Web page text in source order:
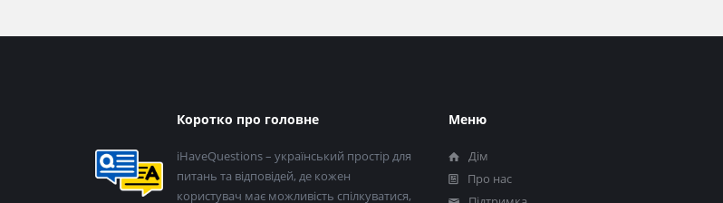
колонтитул
Коротко про головне
iHaveQuestions – український простір для
питань та відповідей, де кожен
користувач має можливість спілкуватися,
Меню
Дім
Про нас